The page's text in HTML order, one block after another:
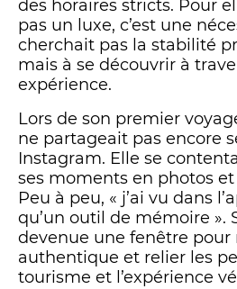
des horaires stricts. Pour
pas un luxe, c’est une
cherchait pas la stabilité
mais à se découvrir à
expérience.
Lors de son premier
ne partageait pas encore
Instagram. Elle se
ses moments en photos
Peu à peu, « j’ai vu dans
qu’un outil de mémoire ».
devenue une fenêtre
authentique et relier les
tourisme et l’expérience